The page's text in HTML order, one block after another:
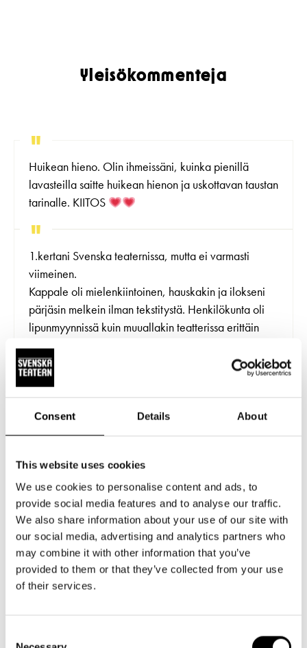
Consent Details About
This website uses cookies
We use cookies to personalise content and ads, to
provide social media features and to analyse our traffic.
We also share information about your use of our site with
our social media, advertising and analytics partners who
may combine it with other information that you’ve
provided to them or that they’ve collected from your use
of their services.
Yleisökommenteja
Huikean hieno. Olin ihmeissäni, kuinka pienillä
lavasteilla saitte huikean hienon ja uskottavan taustan
tarinalle. KIITOS
1.kertani Svenska teaternissa, mutta ei varmasti
viimeinen.
Kappale oli mielenkiintoinen, hauskakin ja ilokseni
pärjäsin melkein ilman tekstitystä. Henkilökunta oli
lipunmyynnissä kuin muuallakin teatterissa erittäin
ystävällistä ja auttavaista. Kiitoksia ihanasta
perjantai-illasta.
Jag tyckte pjäsen om Amos Anderson var sevärd och
intressant. Var väl bra att också visades hans
skicklig med affärer. Med hans rötter så var han
säkert jordnära och rak på sak . Strålande
skådespelare och intressant att se historiska
parareller till nutid också. Stort tack för en trevlig
teater kväll.